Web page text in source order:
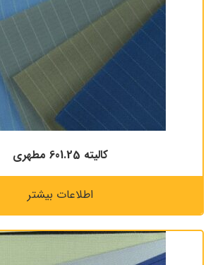
كاليته 601.25 مطهری
اطلاعات بیشتر